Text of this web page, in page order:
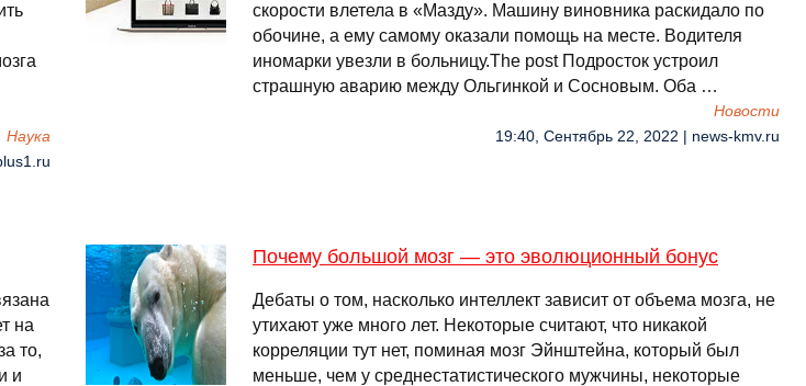
Наука
скорости влетела в «Мазду». Машину виновника раскидало по
обочине, а ему самому оказали помощь на месте. Водителя
иномарки увезли в больницу.The post Подросток устроил
страшную аварию между Ольгинкой и Сосновым. Оба …
Новости
19:40, Сентябрь 22, 2022 | news-kmv.ru
на
то,
и
Почему большой мозг — это эволюционный бонус
Дебаты о том, насколько интеллект зависит от объема мозга, не
утихают уже много лет. Некоторые считают, что никакой
корреляции тут нет, поминая мозг Эйнштейна, который был
меньше, чем у среднестатистического мужчины, некоторые